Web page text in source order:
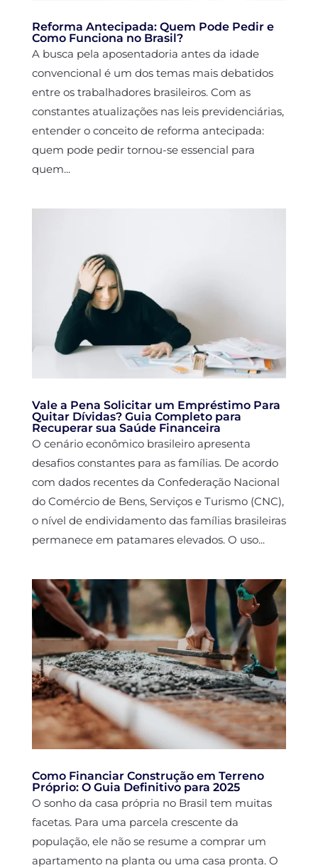
Reforma Antecipada: Quem Pode Pedir e
Como Funciona no Brasil?
A busca pela aposentadoria antes da idade
convencional é um dos temas mais debatidos
entre os trabalhadores brasileiros. Com as
constantes atualizações nas leis previdenciárias,
entender o conceito de reforma antecipada:
quem pode pedir tornou-se essencial para
quem...
Vale a Pena Solicitar um Empréstimo Para
Quitar Dívidas? Guia Completo para
Recuperar sua Saúde Financeira
O cenário econômico brasileiro apresenta
desafios constantes para as famílias. De acordo
com dados recentes da Confederação Nacional
do Comércio de Bens, Serviços e Turismo (CNC),
o nível de endividamento das famílias brasileiras
permanece em patamares elevados. O uso...
Como Financiar Construção em Terreno
Próprio: O Guia Definitivo para 2025
O sonho da casa própria no Brasil tem muitas
facetas. Para uma parcela crescente da
população, ele não se resume a comprar um
apartamento na planta ou uma casa pronta. O